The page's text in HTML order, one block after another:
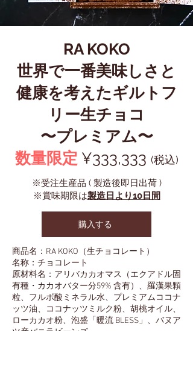
RA KOKO
世界で一番美味しさと
健康を考えたギルトフ
リー生チョコ
​〜プレミアム〜
数量限定 ¥333,333 (税込)
※受注生産品 ( 製造後即日出荷 )
※賞味期限は製造日より10日間
購入する
商品名：RA KOKO（生チョコレート）
名称：チョコレート
原材料名：アリバカカオマス（エクアドル固
有種・カカオバター分59% 含有）、羅漢果顆
粒、フルボ酸ミネラル水、プレミアムココナ
ッツ油、ココナッツミルク粉、胡桃オイル、
ローカカオ粉、泡盛「暖流 BLESS」、バヌア
ツ産バニラビーンズ